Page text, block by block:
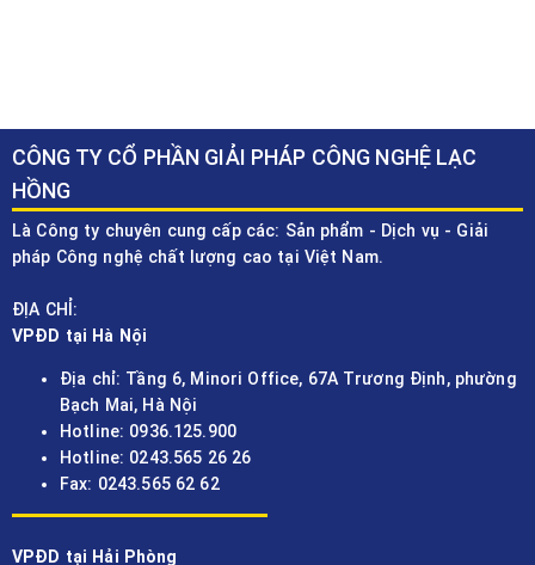
CÔNG TY CỔ PHẦN GIẢI PHÁP CÔNG NGHỆ LẠC
HỒNG
Là Công ty chuyên cung cấp các: Sản phẩm - Dịch vụ - Giải
pháp Công nghệ chất lượng cao tại Việt Nam.
ĐỊA CHỈ:
VPĐD tại Hà Nội
Địa chỉ: Tầng 6, Minori Office, 67A Trương Định, phường
Bạch Mai, Hà Nội
Hotline: 0936.125.900
Hotline: 0243.565 26 26
Fax: 0243.565 62 62
VPĐD tại Hải Phòng